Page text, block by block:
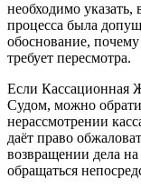
необходимо
процесса была
обоснование,
требует пересмотра.
Если Кассационная
Судом, можно
нерассмотрении
даёт право
возвращении дела
обращаться